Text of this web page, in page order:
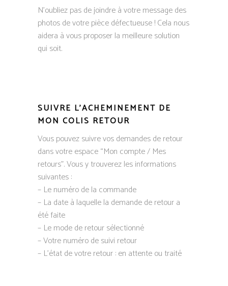
N’oubliez pas de joindre à votre message des
photos de votre pièce défectueuse ! Cela nous
aidera à vous proposer la meilleure solution
qui soit.
​SUIVRE L’ACHEMINEMENT DE
MON COLIS RETOUR
Vous pouvez suivre vos demandes de retour
dans votre espace “Mon compte / Mes
retours”. Vous y trouverez les informations
suivantes :
– Le numéro de la commande
– La date à laquelle la demande de retour a
été faite
– Le mode de retour sélectionné
– Votre numéro de suivi retour
– L’état de votre retour : en attente ou traité